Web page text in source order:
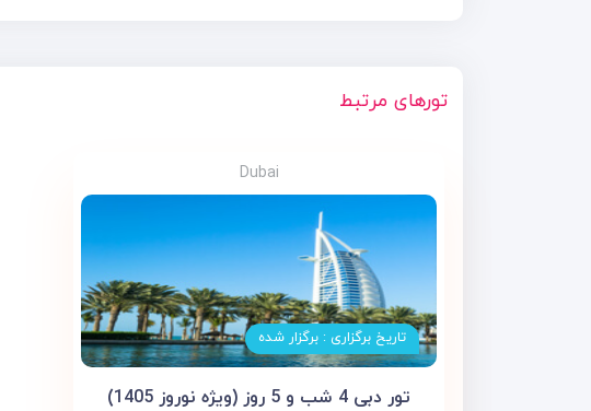
تورهای مرتبط
Dubai
تاریخ برگزاری : برگزار شده
تور دبی 4 شب و 5 روز (ویژه نوروز 1405)